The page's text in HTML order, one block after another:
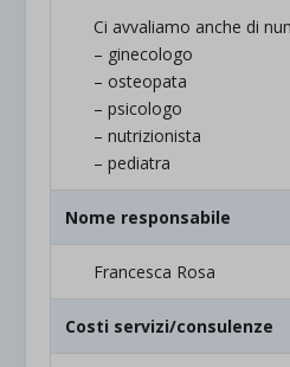
Ci avvaliamo anche di
– ginecologo
– osteopata
– psicologo
– nutrizionista
– pediatra
Nome responsabile
Francesca Rosa
Costi servizi/consulenze